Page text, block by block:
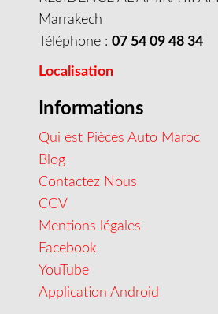
Marrakech
Téléphone : 07 54 09 48 34
Localisation
Informations
Qui est Pièces Auto Maroc
Blog
Contactez Nous
CGV
Mentions légales
Facebook
YouTube
Application Android